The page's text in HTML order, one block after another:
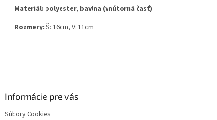
Materiál: polyester, bavlna (vnútorná časť)
Rozmery: Š: 16cm, V: 11cm
Informácie pre vás
Súbory Cookies